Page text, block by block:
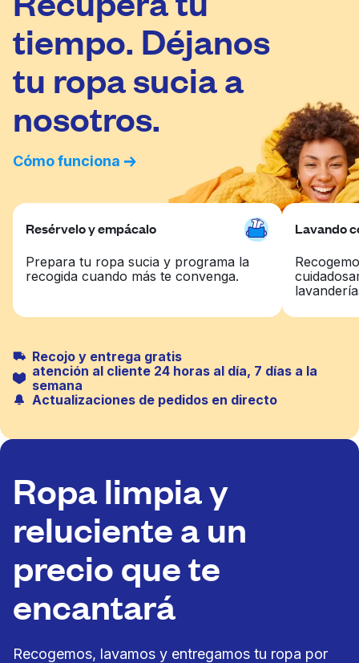
tiempo. Déjanos
tu ropa sucia a
nosotros.
Cómo funciona
Resérvelo y empácalo
Prepara tu ropa sucia y programa la
recogida cuando más te convenga.
Lavando
Recojo y entrega gratis
atención al cliente 24 horas al día, 7 días a la
semana
Actualizaciones de pedidos en directo
Ropa limpia y
reluciente a un
precio que te
encantará
Recogemos, lavamos y entregamos tu ropa por